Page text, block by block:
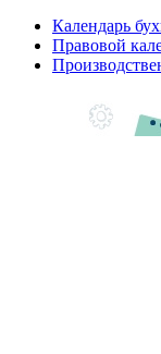
Календарь
Правовой